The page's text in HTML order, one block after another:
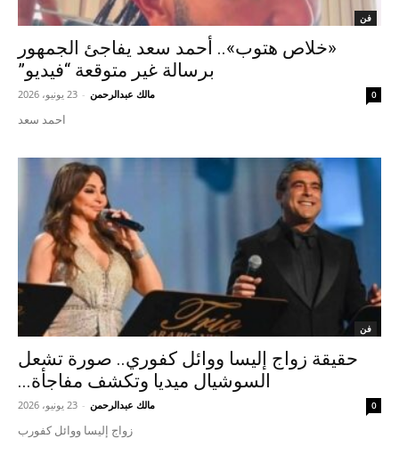
فن
«خلاص هتوب».. أحمد سعد يفاجئ الجمهور
برسالة غير متوقعة “فيديو”
مالك عبدالرحمن - 23 يونيو، 2026 0
احمد سعد
فن
حقيقة زواج إليسا ووائل كفوري.. صورة تشعل
السوشيال ميديا وتكشف مفاجأة...
مالك عبدالرحمن - 23 يونيو، 2026 0
زواج إليسا ووائل كفورب